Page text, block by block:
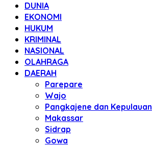
DUNIA
EKONOMI
HUKUM
KRIMINAL
NASIONAL
OLAHRAGA
DAERAH
Parepare
Wajo
Pangkajene dan Kepulauan
Makassar
Sidrap
Gowa